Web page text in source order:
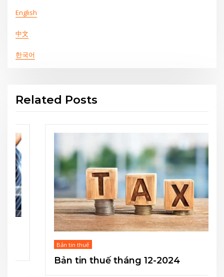
English
中文
한국어
Related Posts
Bản tin thuế
Bản tin thuế tháng 12-2024